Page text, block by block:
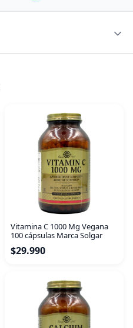
Vitamina C 1000 Mg Vegana
100 cápsulas Marca Solgar
$29.990